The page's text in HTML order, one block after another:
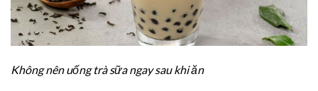
Không nên uống trà sữa ngay sau khi ăn